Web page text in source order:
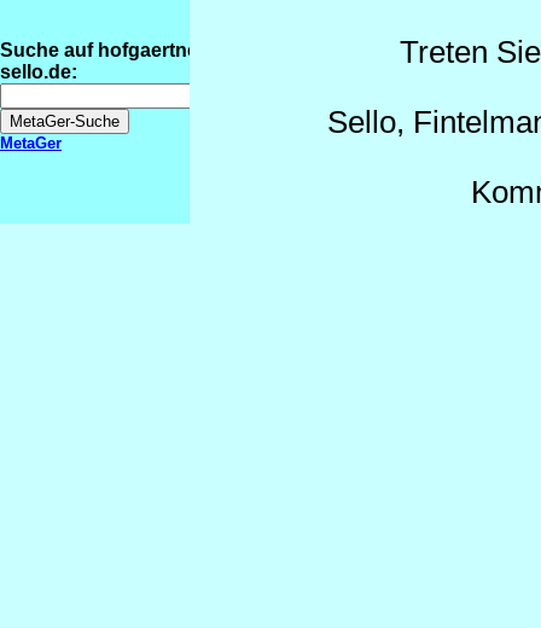
Suche auf hofgaertner-
sello.de:
MetaGer
Treten
Sello,